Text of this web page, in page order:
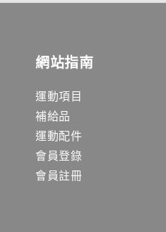
網站指南
運動項目
補給品
運動配件
會員登錄
會員註冊